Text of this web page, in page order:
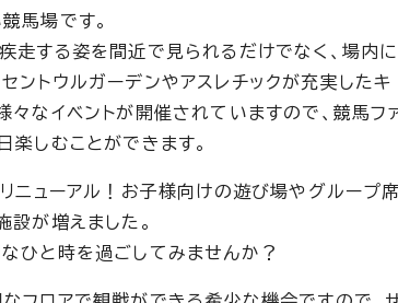
馬場です。
走する姿を間近で見られるだけでなく、場内に
ントウルガーデンやアスレチックが充実したキ
々なイベントが開催されていますので、競馬フ
しむことができます。
ューアル！お子様向けの遊び場やグループ席
設が増えました。
ひと時を過ごしてみませんか？